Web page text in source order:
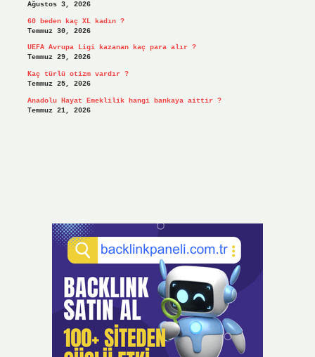
Ağustos 3, 2026
60 beden kaç XL kadın ?
Temmuz 30, 2026
UEFA Avrupa Ligi kazanan kaç para alır ?
Temmuz 29, 2026
Kaç türlü otizm vardır ?
Temmuz 25, 2026
Anadolu Hayat Emeklilik hangi bankaya aittir ?
Temmuz 21, 2026